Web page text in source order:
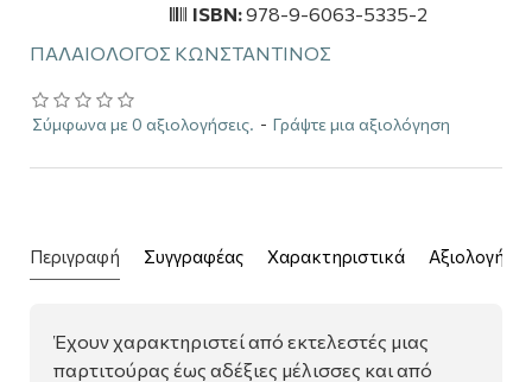
ΠΑΛΑΙΟΛΟΓΟΣ ΚΩΝΣΤΑΝΤΙΝΟΣ
Σύμφωνα με 0 αξιολογήσεις. - Γράψτε μια αξιολόγηση
ISBN:978-9-6063-5335-2
Περιγραφή Συγγραφέας Χαρακτηριστικά
Έχουν χαρακτηριστεί από εκτελεστές μιας
παρτιτούρας έως αδέξιες μέλισσες και από